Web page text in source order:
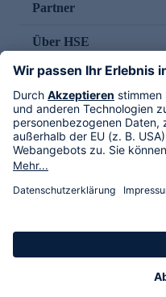
Partner
Über HSE
Im TV
HSE International